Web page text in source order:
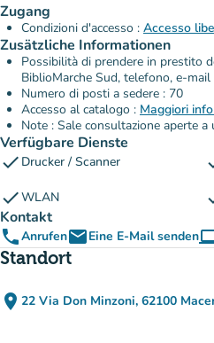
Zugang
Condizioni d'accesso : Accesso
Zusätzliche Informationen
Possibilità di prendere in prestito
BiblioMarche Sud, telefono, e-mail
Numero di posti a sedere : 70
Accesso al catalogo : Maggiori
Note : Sale consultazione aperte
Verfügbare Dienste
check Drucker / Scanner
checkWLAN
Kontakt
phoneAnrufenemailEine E-Mail senden
Standort
place 22 Via Don Minzoni, 62100
(in Google
(new tab)